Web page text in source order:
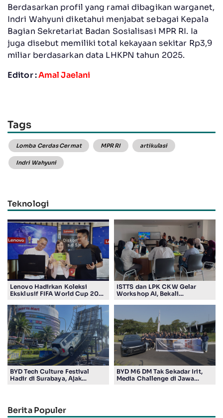
Berdasarkan profil yang ramai dibagikan warganet,
Indri Wahyuni diketahui menjabat sebagai Kepala
Bagian Sekretariat Badan Sosialisasi MPR RI. Ia
juga disebut memiliki total kekayaan sekitar Rp3,9
miliar berdasarkan data LHKPN tahun 2025.
Editor :Amal Jaelani
Tags
Lomba Cerdas Cermat MPR RI artikulasi
Indri Wahyuni
Teknologi
Lenovo Hadirkan Koleksi
Eksklusif FIFA World Cup 2026
Penggemar Teknologi dan
Sepak Bola
ISTTS dan LPK CKW Gelar
Workshop AI, Bekali
BYD Tech Culture Festival
Hadir di Surabaya, Ajak
BYD M6 DM Tak Sekadar Irit,
Media Challenge di Jawa
Berita Populer